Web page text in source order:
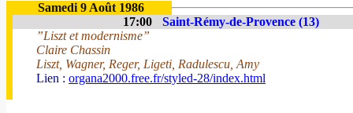
Samedi 9 Août 1986
17:00
Saint-Rémy-de-Provence (13)
”Liszt et modernisme”
Claire Chassin
Liszt, Wagner, Reger, Ligeti, Radulescu, Amy
Lien : organa2000.free.fr/styled-28/index.html